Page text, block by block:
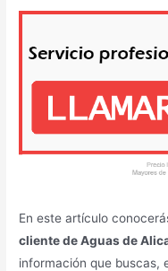
En este artículo
cliente de Aguas de
información que buscas,